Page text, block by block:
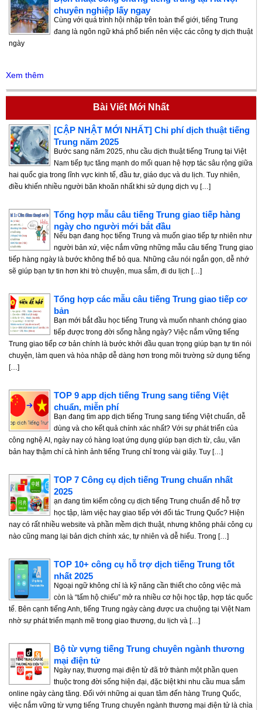
chuyên nghiệp lấy ngay
Cùng với quá trình hội nhập trên toàn thế giới, tiếng Trung
đang là ngôn ngữ khá phổ biến nên việc các công ty dịch thuật
ngày
Xem thêm
Bài Viết Mới Nhất
[CẬP NHẬT MỚI NHẤT] Chi phí dịch thuật tiếng
Trung năm 2025
Bước sang năm 2025, nhu cầu dịch thuật tiếng Trung tại Việt
Nam tiếp tục tăng mạnh do mối quan hệ hợp tác sâu rộng giữa
hai quốc gia trong lĩnh vực kinh tế, đầu tư, giáo dục và du lịch. Tuy nhiên,
điều khiến nhiều người băn khoăn nhất khi sử dụng dịch vụ […]
Tổng hợp mẫu câu tiếng Trung giao tiếp hàng
ngày cho người mới bắt đầu
Nếu bạn đang học tiếng Trung và muốn giao tiếp tự nhiên như
người bản xứ, việc nắm vững những mẫu câu tiếng Trung giao
tiếp hàng ngày là bước không thể bỏ qua. Những câu nói ngắn gọn, dễ nhớ
sẽ giúp bạn tự tin hơn khi trò chuyện, mua sắm, đi du lịch […]
Tổng hợp các mẫu câu tiếng Trung giao tiếp cơ
bản
Bạn mới bắt đầu học tiếng Trung và muốn nhanh chóng giao
tiếp được trong đời sống hằng ngày? Việc nắm vững tiếng
Trung giao tiếp cơ bản chính là bước khởi đầu quan trọng giúp bạn tự tin nói
chuyện, làm quen và hòa nhập dễ dàng hơn trong môi trường sử dụng tiếng
[…]
TOP 9 app dịch tiếng Trung sang tiếng Việt
chuẩn, miễn phí
Bạn đang tìm app dịch tiếng Trung sang tiếng Việt chuẩn, dễ
dùng và cho kết quả chính xác nhất? Với sự phát triển của
công nghệ AI, ngày nay có hàng loạt ứng dụng giúp bạn dịch từ, câu, văn
bản hay thậm chí cả hình ảnh tiếng Trung chỉ trong vài giây. Tuy […]
TOP 7 Công cụ dịch tiếng Trung chuẩn nhất
2025
ạn đang tìm kiếm công cụ dịch tiếng Trung chuẩn để hỗ trợ
học tập, làm việc hay giao tiếp với đối tác Trung Quốc? Hiện
nay có rất nhiều website và phần mềm dịch thuật, nhưng không phải công cụ
nào cũng mang lại bản dịch chính xác, tự nhiên và dễ hiểu. Trong […]
TOP 10+ công cụ hỗ trợ dịch tiếng Trung tốt
nhất 2025
Ngoại ngữ không chỉ là kỹ năng cần thiết cho công việc mà
còn là “tấm hộ chiếu” mở ra nhiều cơ hội học tập, hợp tác quốc
tế. Bên cạnh tiếng Anh, tiếng Trung ngày càng được ưa chuộng tại Việt Nam
nhờ sự phát triển mạnh mẽ trong giao thương, du lịch và […]
Bộ từ vựng tiếng Trung chuyên ngành thương
mại điện tử
Ngày nay, thương mại điện tử đã trở thành một phần quen
thuộc trong đời sống hiện đại, đặc biệt khi nhu cầu mua sắm
online ngày càng tăng. Đối với những ai quan tâm đến hàng Trung Quốc,
việc nắm vững từ vựng tiếng Trung chuyên ngành thương mại điện tử là chìa